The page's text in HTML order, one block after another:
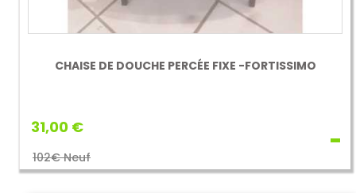
CHAISE DE DOUCHE PERCÉE FIXE -FORTISSIMO
31,00 €
102€ Neuf